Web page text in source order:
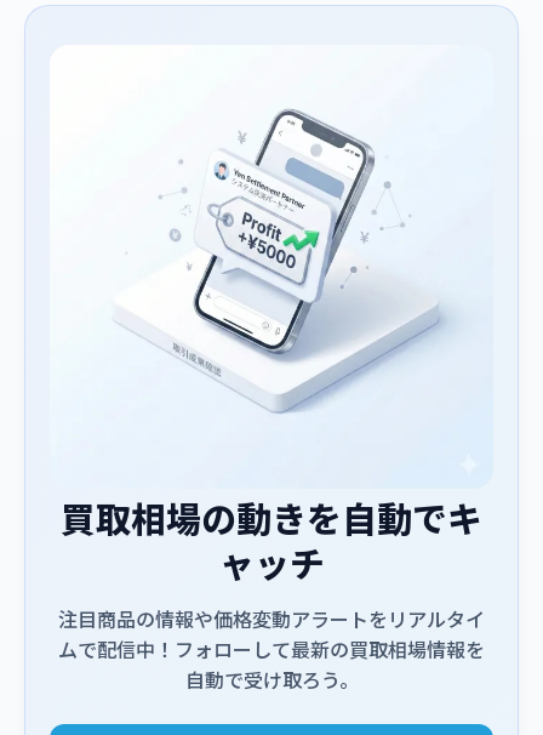
買取相場の動きを自動でキ
ャッチ
注目商品の情報や価格変動アラートをリアルタイ
ムで配信中！フォローして最新の買取相場情報を
自動で受け取ろう。